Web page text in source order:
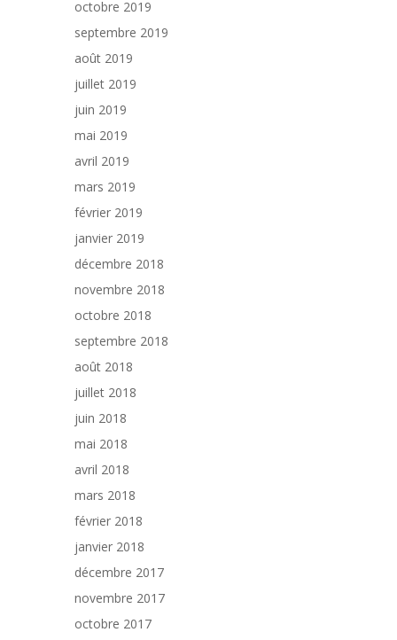
octobre 2019
septembre 2019
août 2019
juillet 2019
juin 2019
mai 2019
avril 2019
mars 2019
février 2019
janvier 2019
décembre 2018
novembre 2018
octobre 2018
septembre 2018
août 2018
juillet 2018
juin 2018
mai 2018
avril 2018
mars 2018
février 2018
janvier 2018
décembre 2017
novembre 2017
octobre 2017